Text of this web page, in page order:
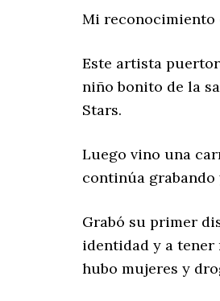
Mi reconocimiento
Este artista
niño bonito de la
Stars.
Luego vino una
continúa
Grabó su primer
identidad y a tener
hubo mujeres y